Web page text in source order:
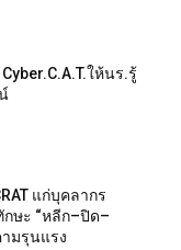
ให้นร.รู้
แก่บุคลากร
กษะ “หลีก–ปิด–
มรุนแรง